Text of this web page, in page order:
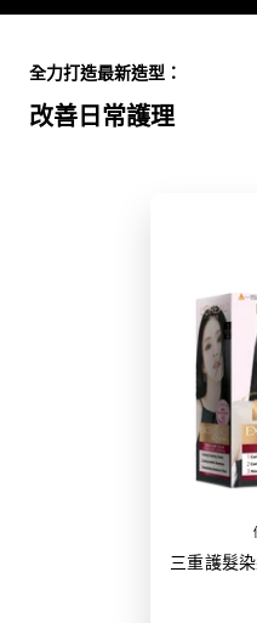
改善日常護理
全力打造最新造型：
三重護髮